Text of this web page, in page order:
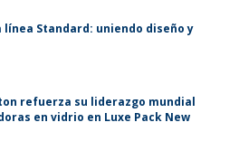
línea Standard: uniendo diseño y
refuerza su liderazgo mundial
en vidrio en Luxe Pack New